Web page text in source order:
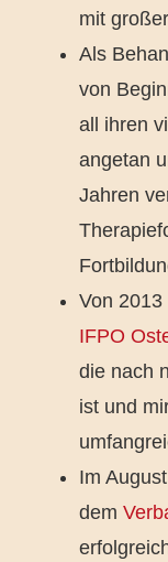
mit
Als
von
all ihren
angetan
Jahren
Von
IFPO
die nach
ist und
Im
dem